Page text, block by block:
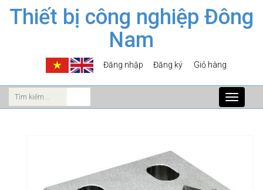
Thiết bị công nghiệp Đông
Nam
Đăng nhập Đăng ký Giỏ hàng
Toggle